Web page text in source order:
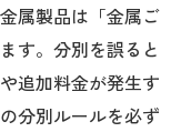
属製品は「金属ご
す。分別を誤ると
追加料金が発生す
分別ルールを必ず